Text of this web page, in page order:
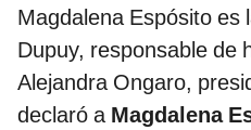
Magdalena Espósito es
Dupuy, responsable de
Alejandra Ongaro,
declaró a Magdalena